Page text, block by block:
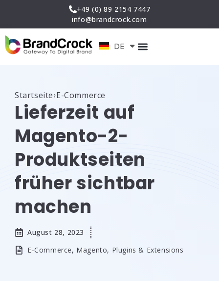
springen
+49 (0) 89 2154 7447
info@brandcrock.com
DE
EN
Startseite›E-Commerce
Lieferzeit auf
Magento-2-
Produktseiten
früher sichtbar
machen
August 28, 2023
E-Commerce, Magento, Plugins & Extensions